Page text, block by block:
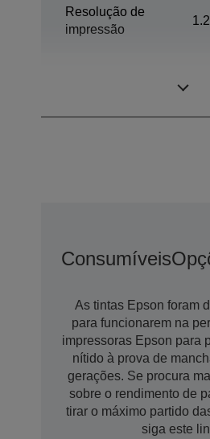
Resolução de
impressão
Consumíveis
As tintas Epson foram
para funcionarem na
impressoras Epson para
nítido à prova de
gerações. Se procura
sobre o rendimento de
tirar o máximo partido
siga este